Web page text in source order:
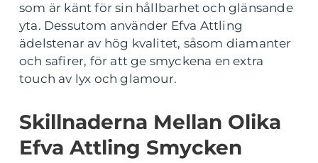
som är känt för sin hållbarhet och glänsande
yta. Dessutom använder Efva Attling
ädelstenar av hög kvalitet, såsom diamanter
och safirer, för att ge smyckena en extra
touch av lyx och glamour.
Skillnaderna Mellan Olika
Efva Attling Smycken